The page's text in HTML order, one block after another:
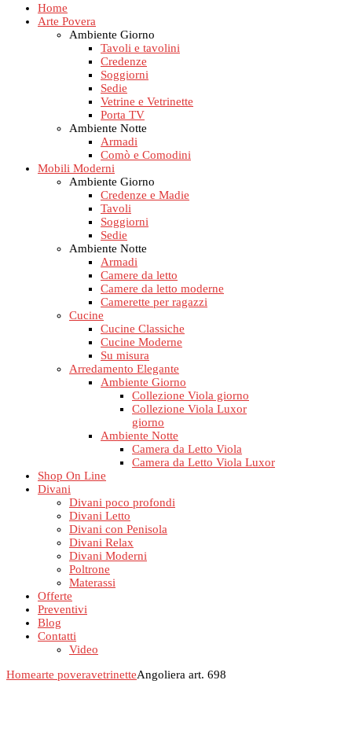
Home
Arte Povera
Ambiente Giorno
Tavoli e tavolini
Credenze
Soggiorni
Sedie
Vetrine e Vetrinette
Porta TV
Ambiente Notte
Armadi
Comò e Comodini
Mobili Moderni
Ambiente Giorno
Credenze e Madie
Tavoli
Soggiorni
Sedie
Ambiente Notte
Armadi
Camere da letto
Camere da letto moderne
Camerette per ragazzi
Cucine
Cucine Classiche
Cucine Moderne
Su misura
Arredamento Elegante
Ambiente Giorno
Collezione Viola giorno
Collezione Viola Luxor
giorno
Ambiente Notte
Camera da Letto Viola
Camera da Letto Viola Luxor
Shop On Line
Divani
Divani poco profondi
Divani Letto
Divani con Penisola
Divani Relax
Divani Moderni
Poltrone
Materassi
Offerte
Preventivi
Blog
Contatti
Video
Homearte poveravetrinetteAngoliera art. 698